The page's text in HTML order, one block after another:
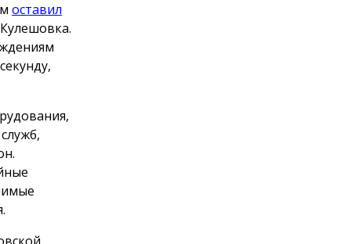
оставил